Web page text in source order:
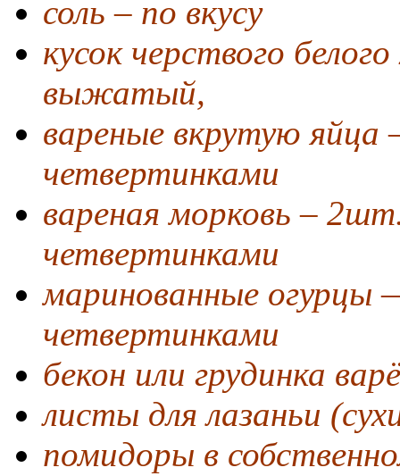
соль – по вкусу
кусок черствого
выжатый,
вареные вкрутую яйца
четвертинками
вареная морковь –
четвертинками
маринованные огурцы
четвертинками
бекон или грудинка
листы для лазаньи
помидоры в